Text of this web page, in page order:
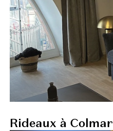
Rideaux à Colmar